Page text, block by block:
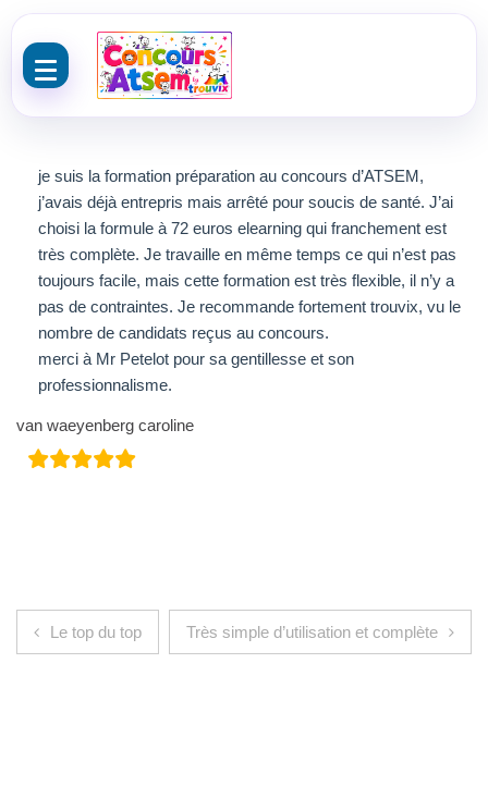
je suis la formation préparation au concours d’ATSEM,
j’avais déjà entrepris mais arrêté pour soucis de santé. J’ai
choisi la formule à 72 euros elearning qui franchement est
très complète. Je travaille en même temps ce qui n’est pas
toujours facile, mais cette formation est très flexible, il n’y a
pas de contraintes. Je recommande fortement trouvix, vu le
nombre de candidats reçus au concours.
merci à Mr Petelot pour sa gentillesse et son
professionnalisme.
van waeyenberg caroline
Navigation de l’article
Le top du top Très simple d’utilisation et complète